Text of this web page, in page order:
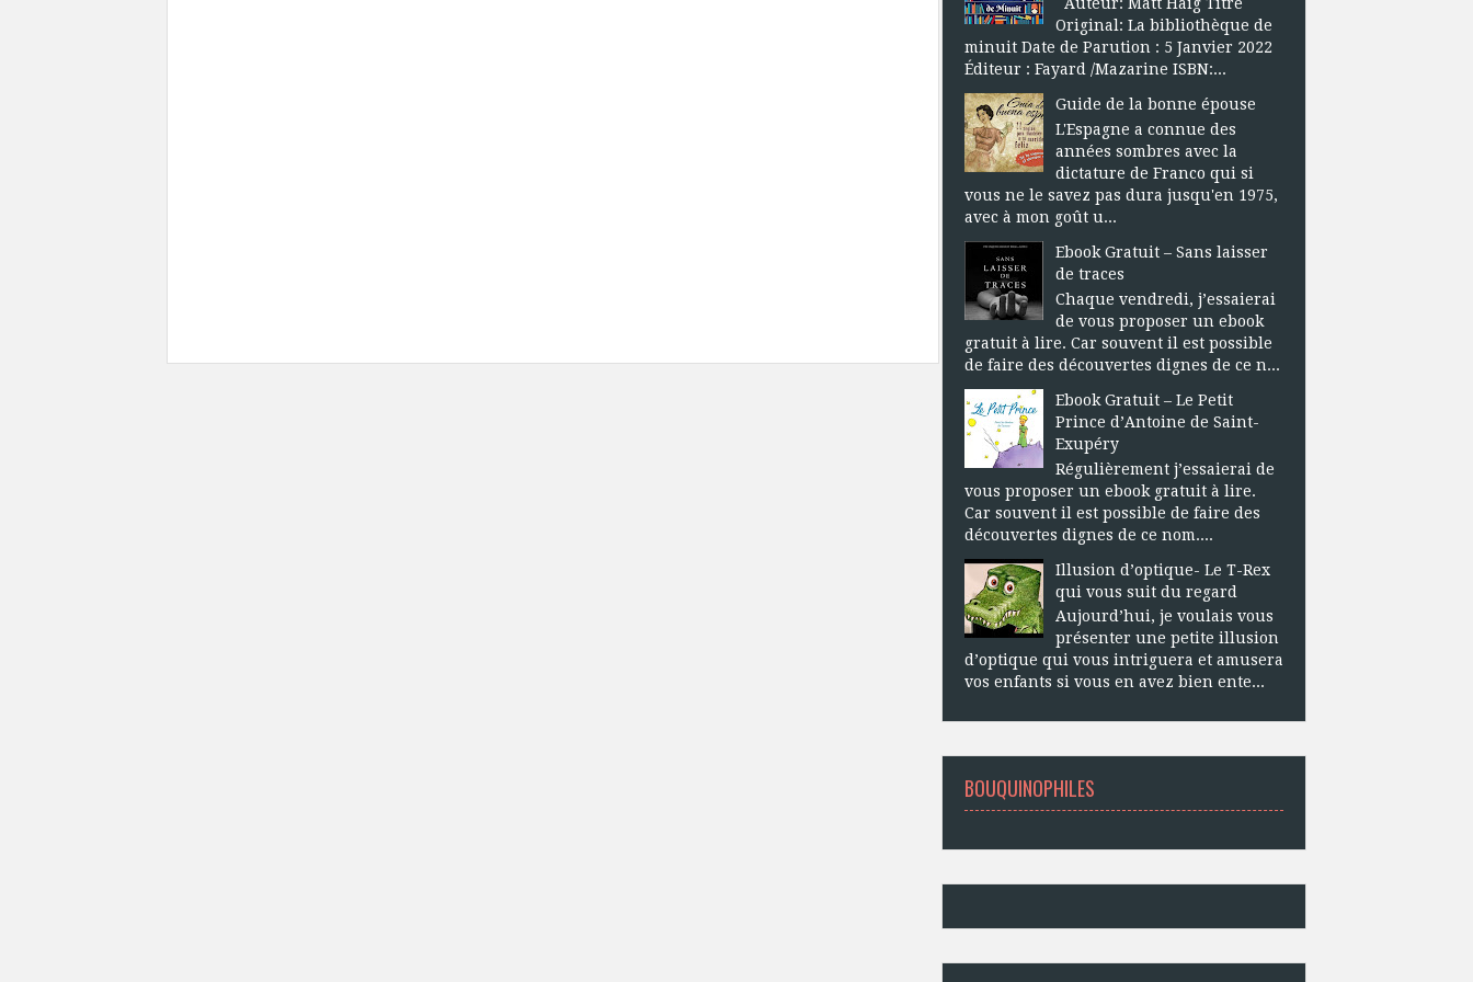
Original: La bibliothèque de
minuit Date de Parution : 5 Janvier 2022
Éditeur : Fayard /Mazarine ISBN:...
Guide de la bonne épouse
L'Espagne a connue des
années sombres avec la
dictature de Franco qui si
vous ne le savez pas dura jusqu'en 1975,
avec à mon goût u...
Ebook Gratuit – Sans laisser
de traces
Chaque vendredi, j’essaierai
de vous proposer un ebook
gratuit à lire. Car souvent il est possible
de faire des découvertes dignes de ce n...
Ebook Gratuit – Le Petit
Prince d’Antoine de Saint-
Exupéry
Régulièrement j’essaierai de
vous proposer un ebook gratuit à lire.
Car souvent il est possible de faire des
découvertes dignes de ce nom....
Illusion d’optique- Le T-Rex
qui vous suit du regard
Aujourd’hui, je voulais vous
présenter une petite illusion
d’optique qui vous intriguera et amusera
vos enfants si vous en avez bien ente...
BOUQUINOPHILES